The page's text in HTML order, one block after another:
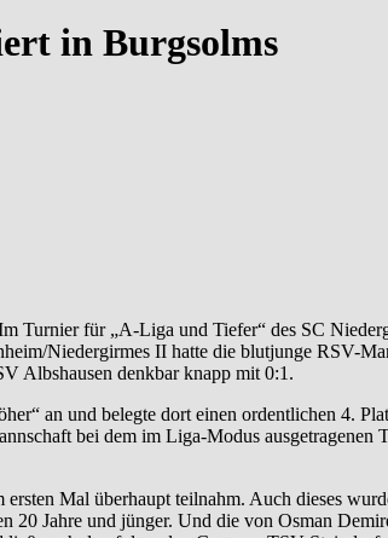
in Burgsolms
Niedergirmes II hatte die blutjunge RSV-
Albshausen denkbar knapp mit 0:1.
an und belegte dort einen ordentlichen 4.
bei dem im Liga-Modus ausgetragenen
Mal überhaupt teilnahm. Auch dieses
20 Jahre und jünger. Und die von Osman